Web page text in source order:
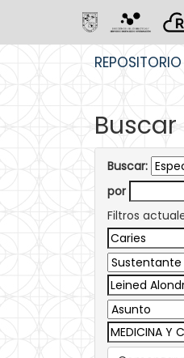
Buscar
Buscar:
por
Filtros